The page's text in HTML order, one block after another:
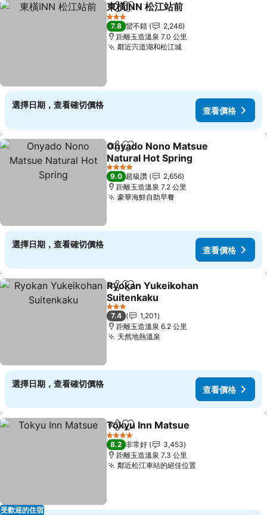
分享 加入我的最愛
東橫INN 松江站前
3 星級
7.8 蠻不錯
2,246
距離玉造溫泉 7.0 公里
鄰近宍道湖和松江城
選擇日期，查看確切價格
查看價格
分享 加入我的最愛
Onyado Nono Matsue
Natural Hot Spring
4 星級
9.0 超級讚
2,656
距離玉造溫泉 7.2 公里
豪華海鮮自助早餐
選擇日期，查看確切價格
查看價格
分享 加入我的最愛
Ryokan Yukeikohan
Suitenkaku
3 星級
7.4
1,201
距離玉造溫泉 6.2 公里
天然地熱溫泉
選擇日期，查看確切價格
查看價格
受歡迎的住宿
分享 加入我的最愛
Tokyu Inn Matsue
4 星級
8.2 非常好
3,453
距離玉造溫泉 7.3 公里
鄰近松江車站的絕佳位置